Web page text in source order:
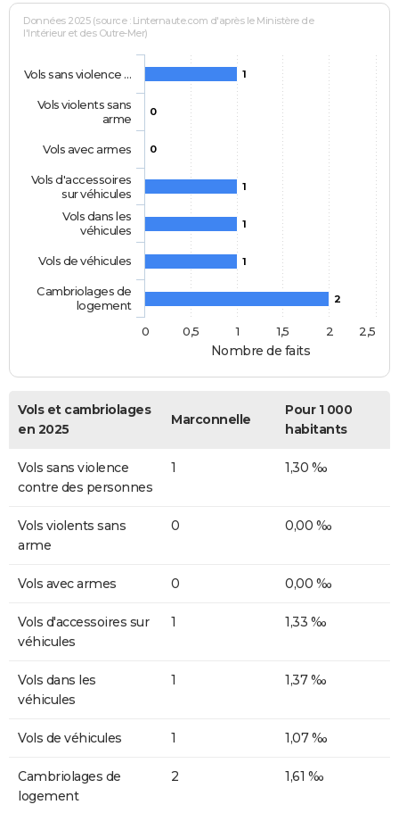
Nombre de faits
Données 2025 (source : Linternaute.com d'après le Ministère de
l'Intérieur et des Outre-Mer)
1
0
0
1
1
1
2
Vols sans violence …
Vols violents sans
arme
Vols avec armes
Vols d'accessoires
sur véhicules
Vols dans les
véhicules
Vols de véhicules
Cambriolages de
logement
0
0,5 1 1,5 2 2,5
Vols et cambriolages
en 2025
Marconnelle
Pour 1 000
habitants
Vols sans violence
contre des personnes
1 1,30 ‰
Vols violents sans
arme
0 0,00 ‰
Vols avec armes 0 0,00 ‰
Vols d'accessoires sur
véhicules
1 1,33 ‰
Vols dans les
véhicules
1 1,37 ‰
Vols de véhicules 1 1,07 ‰
Cambriolages de
logement
2 1,61 ‰